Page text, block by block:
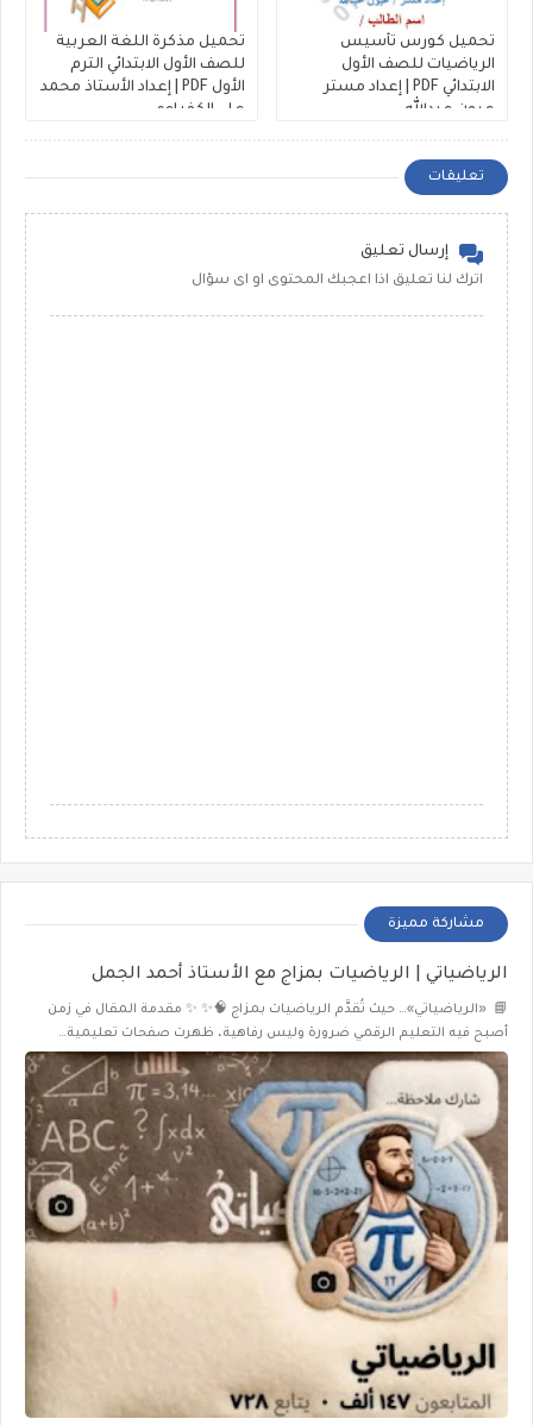
تحميل كورس تأسيس
الرياضيات للصف الأول
الابتدائي PDF | إعداد مستر
عيون عبدالله
تحميل مذكرة اللغة العربية
للصف الأول الابتدائي الترم
الأول PDF | إعداد الأستاذ محمد
علي الكفراوي
تعليقات
إرسال تعليق
اترك لنا تعليق اذا اعجبك المحتوى او اى سؤال
مشاركة مميزة
الرياضياتي | الرياضيات بمزاج مع الأستاذ أحمد الجمل
📘 «الرياضياتي»… حيث تُقدَّم الرياضيات بمزاج 🧠✨ ✨ مقدمة المقال في زمن
أصبح فيه التعليم الرقمي ضرورة وليس رفاهية، ظهرت صفحات تعليمية…